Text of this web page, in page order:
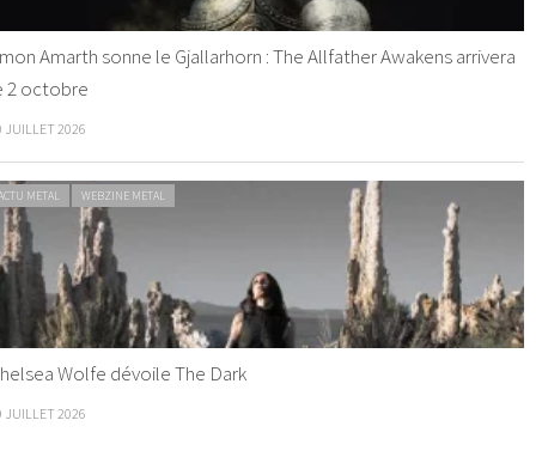
Amarth sonne le Gjallarhorn : The Allfather Awakens arrivera
2 octobre
JUILLET 2026
METAL WEBZINE METAL
Wolfe dévoile The Dark
JUILLET 2026